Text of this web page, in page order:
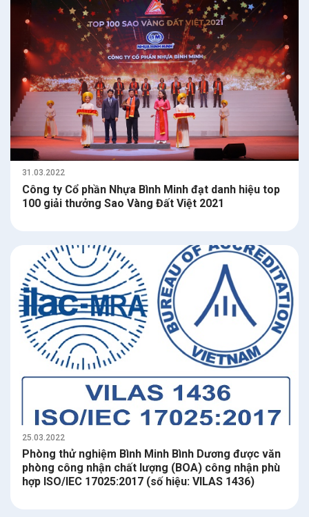
31.03.2022
Công ty Cổ phần Nhựa Bình Minh đạt danh hiệu top
100 giải thưởng Sao Vàng Đất Việt 2021
25.03.2022
Phòng thử nghiệm Bình Minh Bình Dương được văn
phòng công nhận chất lượng (BOA) công nhận phù
hợp ISO/IEC 17025:2017 (số hiệu: VILAS 1436)